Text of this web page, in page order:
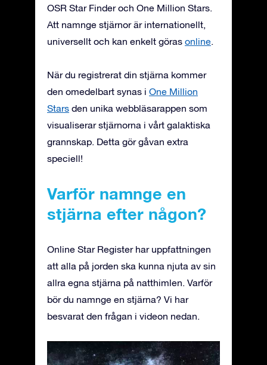
OSR Star Finder och One Million Stars.
Att namnge stjärnor är internationellt,
universellt och kan enkelt göras online.
När du registrerat din stjärna kommer
den omedelbart synas i One Million
Stars den unika webbläsarappen som
visualiserar stjärnorna i vårt galaktiska
grannskap. Detta gör gåvan extra
speciell!
Varför namnge en
stjärna efter någon?
Online Star Register har uppfattningen
att alla på jorden ska kunna njuta av sin
allra egna stjärna på natthimlen. Varför
bör du namnge en stjärna? Vi har
besvarat den frågan i videon nedan.